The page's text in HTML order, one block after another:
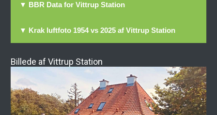
▼ BBR Data for Vittrup Station
▼ Krak luftfoto 1954 vs 2025 af Vittrup Station
Billede af Vittrup Station